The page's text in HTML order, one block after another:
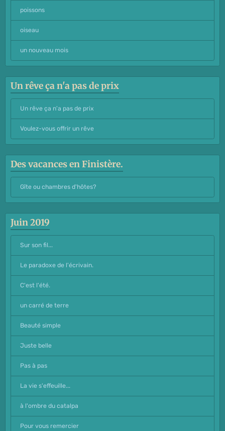
poissons
oiseau
un nouveau mois
Un rêve ça n'a pas de prix
Un rêve ça n'a pas de prix
Voulez-vous offrir un rêve
Des vacances en Finistère.
Gîte ou chambres d'hôtes?
Juin 2019
Sur son fil...
Le paradoxe de l'écrivain.
C'est l'été.
un carré de terre
Beauté simple
Juste belle
Pas à pas
La vie s'effeuille...
à l'ombre du catalpa
Pour vous remercier